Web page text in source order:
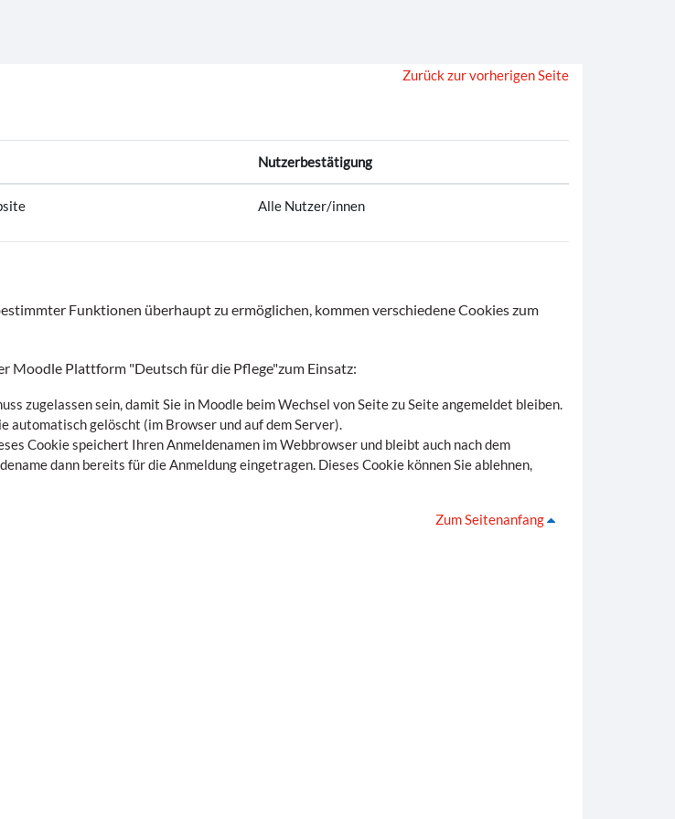
Zurück zur vorherigen Seite
Nutzerbestätigung
Alle Nutzer/innen
Funktionen überhaupt zu ermöglichen, kommen verschiedene Cookies zum
Moodle Plattform "Deutsch für die Pflege"zum Einsatz:
zugelassen sein, damit Sie in Moodle beim Wechsel von Seite zu Seite angemeldet bleiben.
automatisch gelöscht (im Browser und auf dem Server).
Cookie speichert Ihren Anmeldenamen im Webbrowser und bleibt auch nach dem
dann bereits für die Anmeldung eingetragen. Dieses Cookie können Sie ablehnen,
Zum Seitenanfang